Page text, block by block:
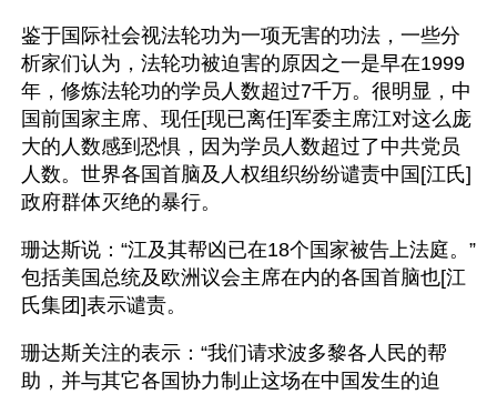
鉴于国际社会视法轮功为一项无害的功法，一些分
析家们认为，法轮功被迫害的原因之一是早在1999
年，修炼法轮功的学员人数超过7千万。很明显，中
国前国家主席、现任[现已离任]军委主席江对这么庞
大的人数感到恐惧，因为学员人数超过了中共党员
人数。世界各国首脑及人权组织纷纷谴责中国[江氏]
政府群体灭绝的暴行。
珊达斯说：“江及其帮凶已在18个国家被告上法庭。”
包括美国总统及欧洲议会主席在内的各国首脑也[江
氏集团]表示谴责。
珊达斯关注的表示：“我们请求波多黎各人民的帮
助，并与其它各国协力制止这场在中国发生的迫